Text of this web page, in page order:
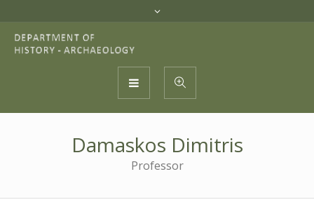
Damaskos Dimitris
Professor